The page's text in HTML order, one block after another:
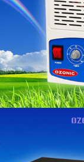
เครื่องผลิตโอโซน (อากาศ)